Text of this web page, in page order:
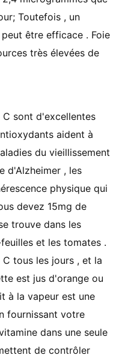
Toutefois , un
être efficace . Foie
très élevées de
sont d'excellentes
aident à
du vieillissement
d'Alzheimer , les
physique qui
devez 15mg de
trouve dans les
et les tomates .
tous les jours , et la
est jus d'orange ou
à la vapeur est une
fournissant votre
dans une seule
de contrôler